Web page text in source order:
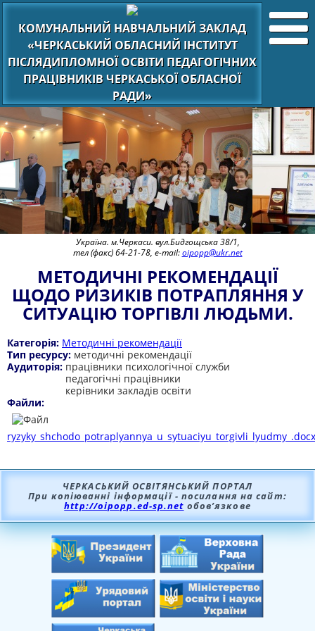
КОМУНАЛЬНИЙ НАВЧАЛЬНИЙ ЗАКЛАД
«ЧЕРКАСЬКИЙ ОБЛАСНИЙ ІНСТИТУТ
ПІСЛЯДИПЛОМНОЇ ОСВІТИ ПЕДАГОГІЧНИХ
ПРАЦІВНИКІВ ЧЕРКАСЬКОЇ ОБЛАСНОЇ
РАДИ»
Україна. м.Черкаси. вул.Бидгощська 38/1,
тел (факс) 64-21-78, e-mail:oipopp@ukr.net
МЕТОДИЧНІ РЕКОМЕНДАЦІЇ
ЩОДО РИЗИКІВ ПОТРАПЛЯННЯ У
СИТУАЦІЮ ТОРГІВЛІ ЛЮДЬМИ.
Категорія: Методичні рекомендації
Тип ресурсу: методичні рекомендації
Аудиторія: працівники психологічної служби
педагогічні працівники
керівники закладів освіти
Файли:
ryzyky_shchodo_potraplyannya_u_sytuaciyu_torgivli_lyudmy_.docx
ЧЕРКАСЬКИЙ ОСВІТЯНСЬКИЙ ПОРТАЛ
При копіюванні інформації - посилання на сайт:
http://oipopp.ed-sp.net обов’язкове